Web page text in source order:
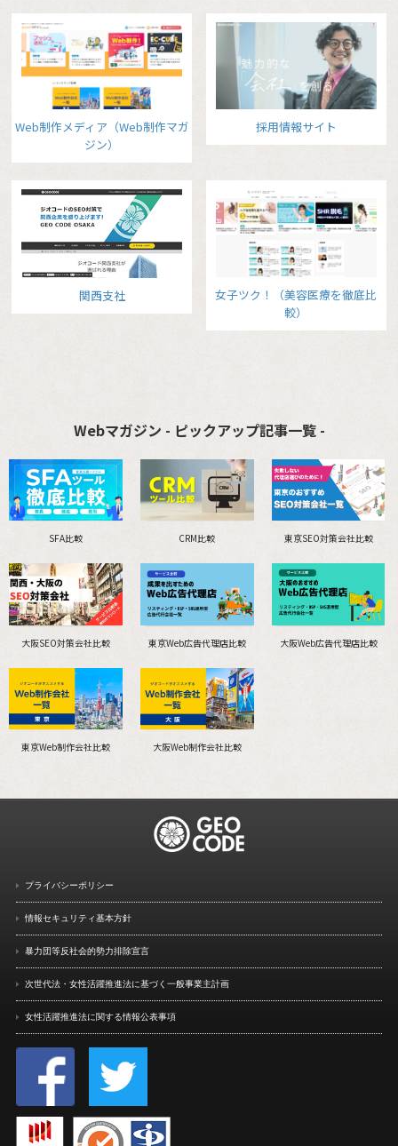
Web制作メディア（Web制作マガ
ジン）
採用情報サイト
関西支社
女子ツク！（美容医療を徹底比
較）
Webマガジン - ピックアップ記事一覧 -
SFA比較 CRM比較 東京SEO対策会社比較
大阪SEO対策会社比較 東京Web広告代理店比較 大阪Web広告代理店比較
東京Web制作会社比較 大阪Web制作会社比較
プライバシーポリシー
情報セキュリティ基本方針
暴力団等反社会的勢力排除宣言
次世代法・女性活躍推進法に基づく一般事業主計画
女性活躍推進法に関する情報公表事項